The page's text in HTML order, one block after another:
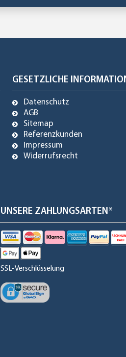
GESETZLICHE
Datenschutz
AGB
Sitemap
Referenzkunden
Impressum
Widerrufsrecht
UNSERE ZAHLUNGSARTEN*
SSL-Verschlüsselung